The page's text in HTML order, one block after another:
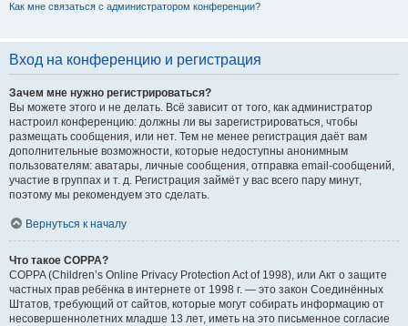
Как мне связаться с администратором конференции?
Вход на конференцию и регистрация
Зачем мне нужно регистрироваться?
Вы можете этого и не делать. Всё зависит от того, как администратор
настроил конференцию: должны ли вы зарегистрироваться, чтобы
размещать сообщения, или нет. Тем не менее регистрация даёт вам
дополнительные возможности, которые недоступны анонимным
пользователям: аватары, личные сообщения, отправка email-сообщений,
участие в группах и т. д. Регистрация займёт у вас всего пару минут,
поэтому мы рекомендуем это сделать.
Вернуться к началу
Что такое COPPA?
COPPA (Children’s Online Privacy Protection Act of 1998), или Акт о защите
частных прав ребёнка в интернете от 1998 г. — это закон Соединённых
Штатов, требующий от сайтов, которые могут собирать информацию от
несовершеннолетних младше 13 лет, иметь на это письменное согласие